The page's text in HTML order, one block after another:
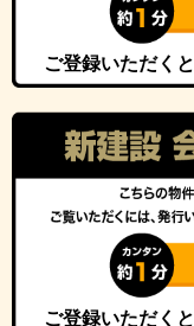
ご登録いただくと
ご登録いただくと